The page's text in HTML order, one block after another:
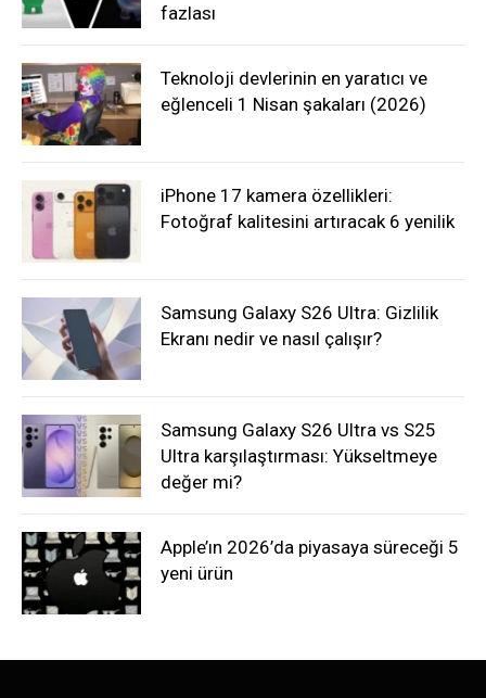
fazlası
Teknoloji devlerinin en yaratıcı ve
eğlenceli 1 Nisan şakaları (2026)
iPhone 17 kamera özellikleri:
Fotoğraf kalitesini artıracak 6 yenilik
Samsung Galaxy S26 Ultra: Gizlilik
Ekranı nedir ve nasıl çalışır?
Samsung Galaxy S26 Ultra vs S25
Ultra karşılaştırması: Yükseltmeye
değer mi?
Apple’ın 2026’da piyasaya süreceği 5
yeni ürün